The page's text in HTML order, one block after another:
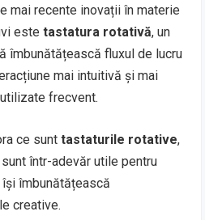
mai recente inovații în materie
estetastatura rotativă, un
îmbunătățească fluxul de lucru
mai intuitivă și mai
frecvent.
ce sunttastaturile rotative,
într-adevăr utile pentru
îmbunătățească
creative.